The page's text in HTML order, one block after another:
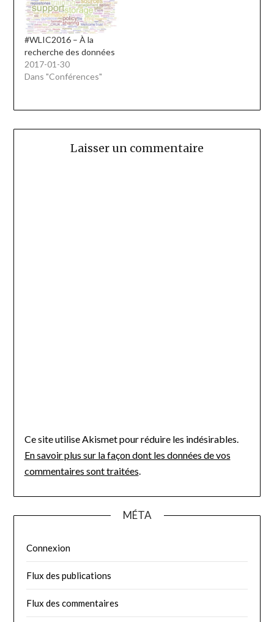
#WLIC2016 – À la
recherche des données
2017-01-30
Dans "Conférences"
Laisser un commentaire
Ce site utilise Akismet pour réduire les indésirables.
En savoir plus sur la façon dont les données de vos
commentaires sont traitées.
MÉTA
Connexion
Flux des publications
Flux des commentaires